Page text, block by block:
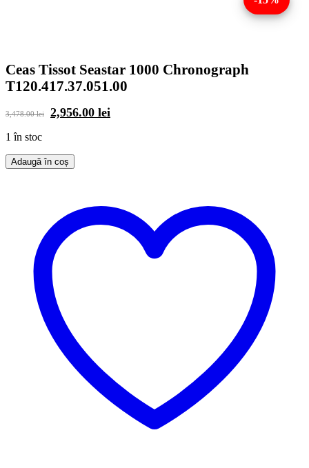
Ceas Tissot Seastar 1000 Chronograph
T120.417.37.051.00
3,478.00lei
Prețul
3,478.00 lei.
2,956.00 lei
1 în stoc
Adaugă în coș